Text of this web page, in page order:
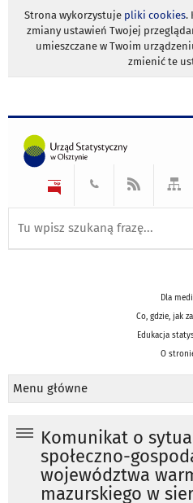
Strona wykorzystuje pliki cookies.
zmiany ustawień Twojej
umieszczane w Twoim
zmienić te
Dla
Co, gdzie, jak
Edukacja
O
Menu główne
Komunikat o
społeczno-
województwa
mazurskiego w